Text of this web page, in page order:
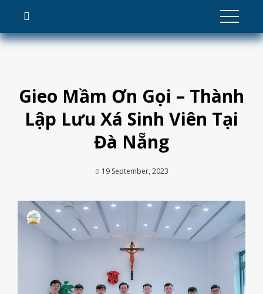
Skip
Gieo Mầm Ơn Gọi – Thành
Lập Lưu Xá Sinh Viên Tại
Đà Nẵng
19 September, 2023